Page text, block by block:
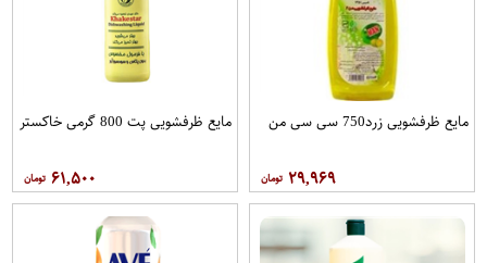
مایع ظرفشویی زرد750 سی سی من
۲۹,۹۶۹
مایع ظرفشویی پت 800 گرمی خاکستر
۶۱,۵۰۰